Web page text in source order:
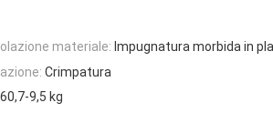
materiale: Impugnatura morbida in
Crimpatura
60,7-9,5 kg